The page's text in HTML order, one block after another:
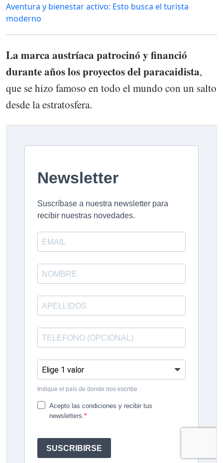
Aventura y bienestar activo: Esto busca el turista
moderno
La marca austríaca patrocinó y financió
durante años los proyectos del paracaidista,
que se hizo famoso en todo el mundo con un salto
desde la estratosfera.